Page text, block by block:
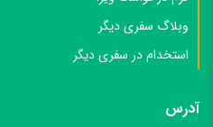
فرم درخواست ویزا